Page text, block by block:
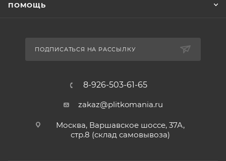
ПОМОЩЬ
ПОДПИСАТЬСЯ НА РАССЫЛКУ
8-926-503-61-65
zakaz@plitkomania.ru
Москва, Варшавское шоссе, 37А,
стр.8 (склад самовывоза)